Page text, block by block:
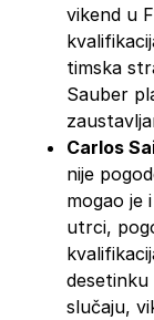
vikend u
timska
Sauber
Carlos
nije
mogao je
utrci,
desetinku
slučaju,